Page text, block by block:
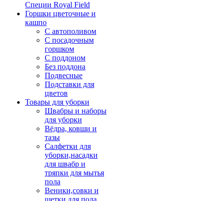
Специи Royal Field
Горшки цветочные и
кашпо
С автополивом
С посадочным
горшком
С поддоном
Без поддона
Подвесные
Подставки для
цветов
Товары для уборки
Швабры и наборы
для уборки
Вёдра, ковши и
тазы
Салфетки для
уборки,насадки
для швабр и
тряпки для мытья
пола
Веники,совки и
щетки для пола